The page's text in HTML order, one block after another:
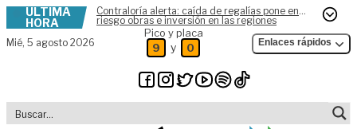
Skip to content
ÚLTIMA
HORA
Contraloría alerta: caída de regalías pone en
riesgo obras e inversión en las regiones
Mié, 5 agosto 2026
Pico y placa
9 y 0 Enlaces rápidos